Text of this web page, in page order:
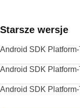
Starsze wersje
Android SDK
Android SDK
Android SDK